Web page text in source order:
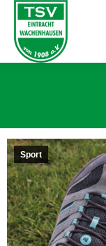
Sport